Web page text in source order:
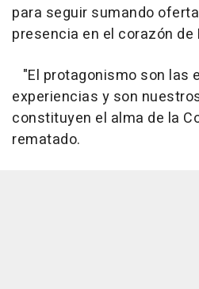
para seguir sumando
presencia en el corazón de
"El protagonismo son las
experiencias y son
constituyen el alma de la
rematado.